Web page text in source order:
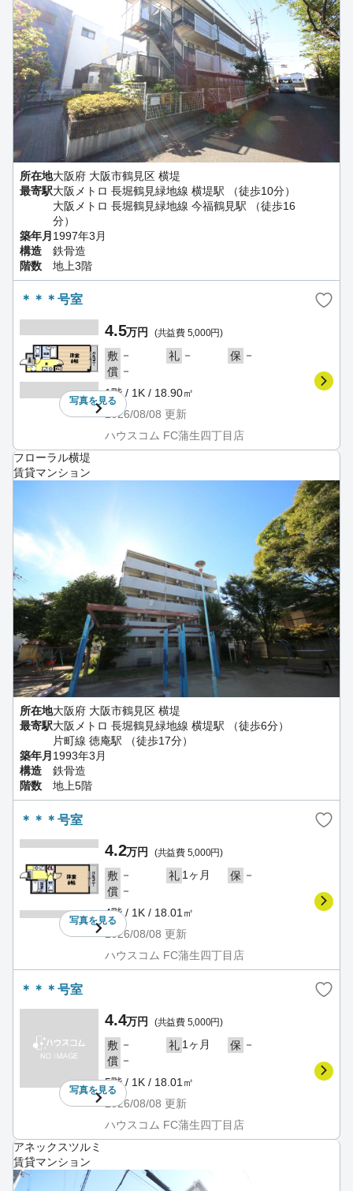
所在地大阪府 大阪市鶴見区 横堤
最寄駅大阪メトロ 長堀鶴見緑地線 横堤駅 （徒歩10分）
大阪メトロ 長堀鶴見緑地線 今福鶴見駅 （徒歩16
分）
築年月 1997年3月
構造
鉄骨造
階数
地上3階
＊＊＊号室
写真を見る
4.5万円 (共益費 5,000円)
敷 － 礼 － 保 －
償 －
1階 / 1K / 18.90㎡
2026/08/08 更新
ハウスコム FC蒲生四丁目店
フローラル横堤
賃貸マンション
所在地大阪府 大阪市鶴見区 横堤
最寄駅大阪メトロ 長堀鶴見緑地線 横堤駅 （徒歩6分）
片町線 徳庵駅 （徒歩17分）
築年月 1993年3月
構造
鉄骨造
階数
地上5階
＊＊＊号室
写真を見る
4.2万円 (共益費 5,000円)
敷 － 礼 1ヶ月 保 －
償 －
4階 / 1K / 18.01㎡
2026/08/08 更新
ハウスコム FC蒲生四丁目店
＊＊＊号室
写真を見る
4.4万円 (共益費 5,000円)
敷 － 礼 1ヶ月 保 －
償 －
5階 / 1K / 18.01㎡
2026/08/08 更新
ハウスコム FC蒲生四丁目店
アネックスツルミ
賃貸マンション